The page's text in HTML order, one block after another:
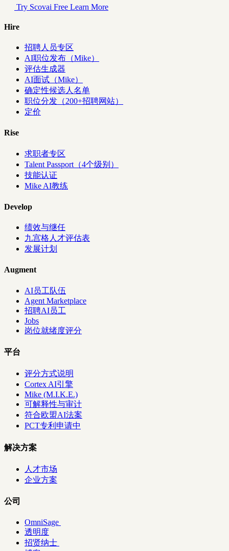
Try Scovai Free Learn More
Hire
招聘人员专区
AI职位发布（Mike）
评估生成器
AI面试（Mike）
确定性候选人名单
职位分发（200+招聘网站）
定价
Rise
求职者专区
Talent Passport（4个级别）
技能认证
Mike AI教练
Develop
绩效与继任
九宫格人才评估表
发展计划
Augment
AI员工队伍
Agent Marketplace
招聘AI员工
Jobs
岗位就绪度评分
平台
评分方式说明
Cortex AI引擎
Mike (M.I.K.E.)
可解释性与审计
符合欧盟AI法案
PCT专利申请中
解决方案
人才市场
企业方案
公司
OmniSage
透明度
招贤纳士